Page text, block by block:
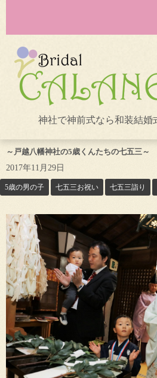
神社で神前式なら和装結婚
～戸越八幡神社の5歳くんたちの七五三～
2017年11月29日
5歳の男の子 七五三お祝い 七五三詣り